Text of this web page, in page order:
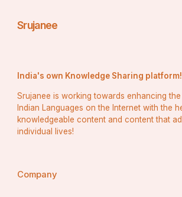
କ୍ଷମତାକୁ ଉନ୍ନତ କରିଥାଏ |  ଆମେ
କରିବା ଶିଖିବା |  ଏହି କୌଶଳଗୁଡିକ
ସମସ୍ୟାଠାରୁ ଅଧିକ ବିସ୍ତାର କରିଥାଏ |
କାର୍ଯ୍ୟରେ ଏକ ଜଟିଳ ପ୍ରକଳ୍ପର
ଜଣେ କର୍ମଚାରୀ ଏହି ସମସ୍ୟାକୁ
କୌଶଳ ସ୍ଥାନାନ୍ତରିତ ହୁଏ, ବ୍ୟକ୍ତିଗତ
Srujanee
India's own Knowledge Sharing platform!
Srujanee is working towards enhancing
Indian Languages on the Internet with the
knowledgeable content and content that
individual lives!
Company